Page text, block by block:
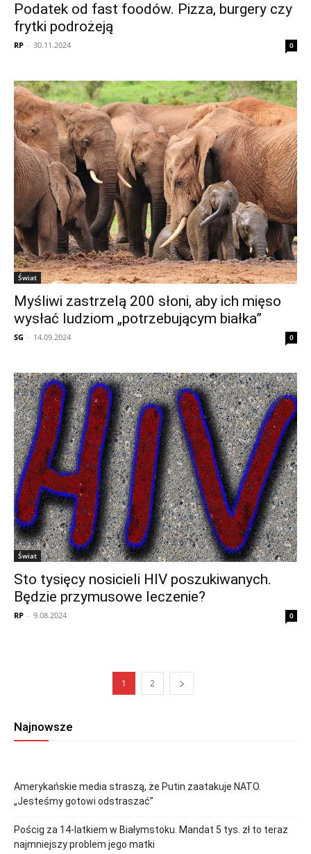
Podatek od fast foodów. Pizza, burgery czy
frytki podrożeją
RP - 30.11.2024 0
Świat
Myśliwi zastrzelą 200 słoni, aby ich mięso
wysłać ludziom „potrzebującym białka”
SG - 14.09.2024 0
Świat
Sto tysięcy nosicieli HIV poszukiwanych.
Będzie przymusowe leczenie?
RP - 9.08.2024 0
1 2
Najnowsze
Amerykańskie media straszą, że Putin zaatakuje NATO.
„Jesteśmy gotowi odstraszać”
Pościg za 14-latkiem w Białymstoku. Mandat 5 tys. zł to teraz
najmniejszy problem jego matki